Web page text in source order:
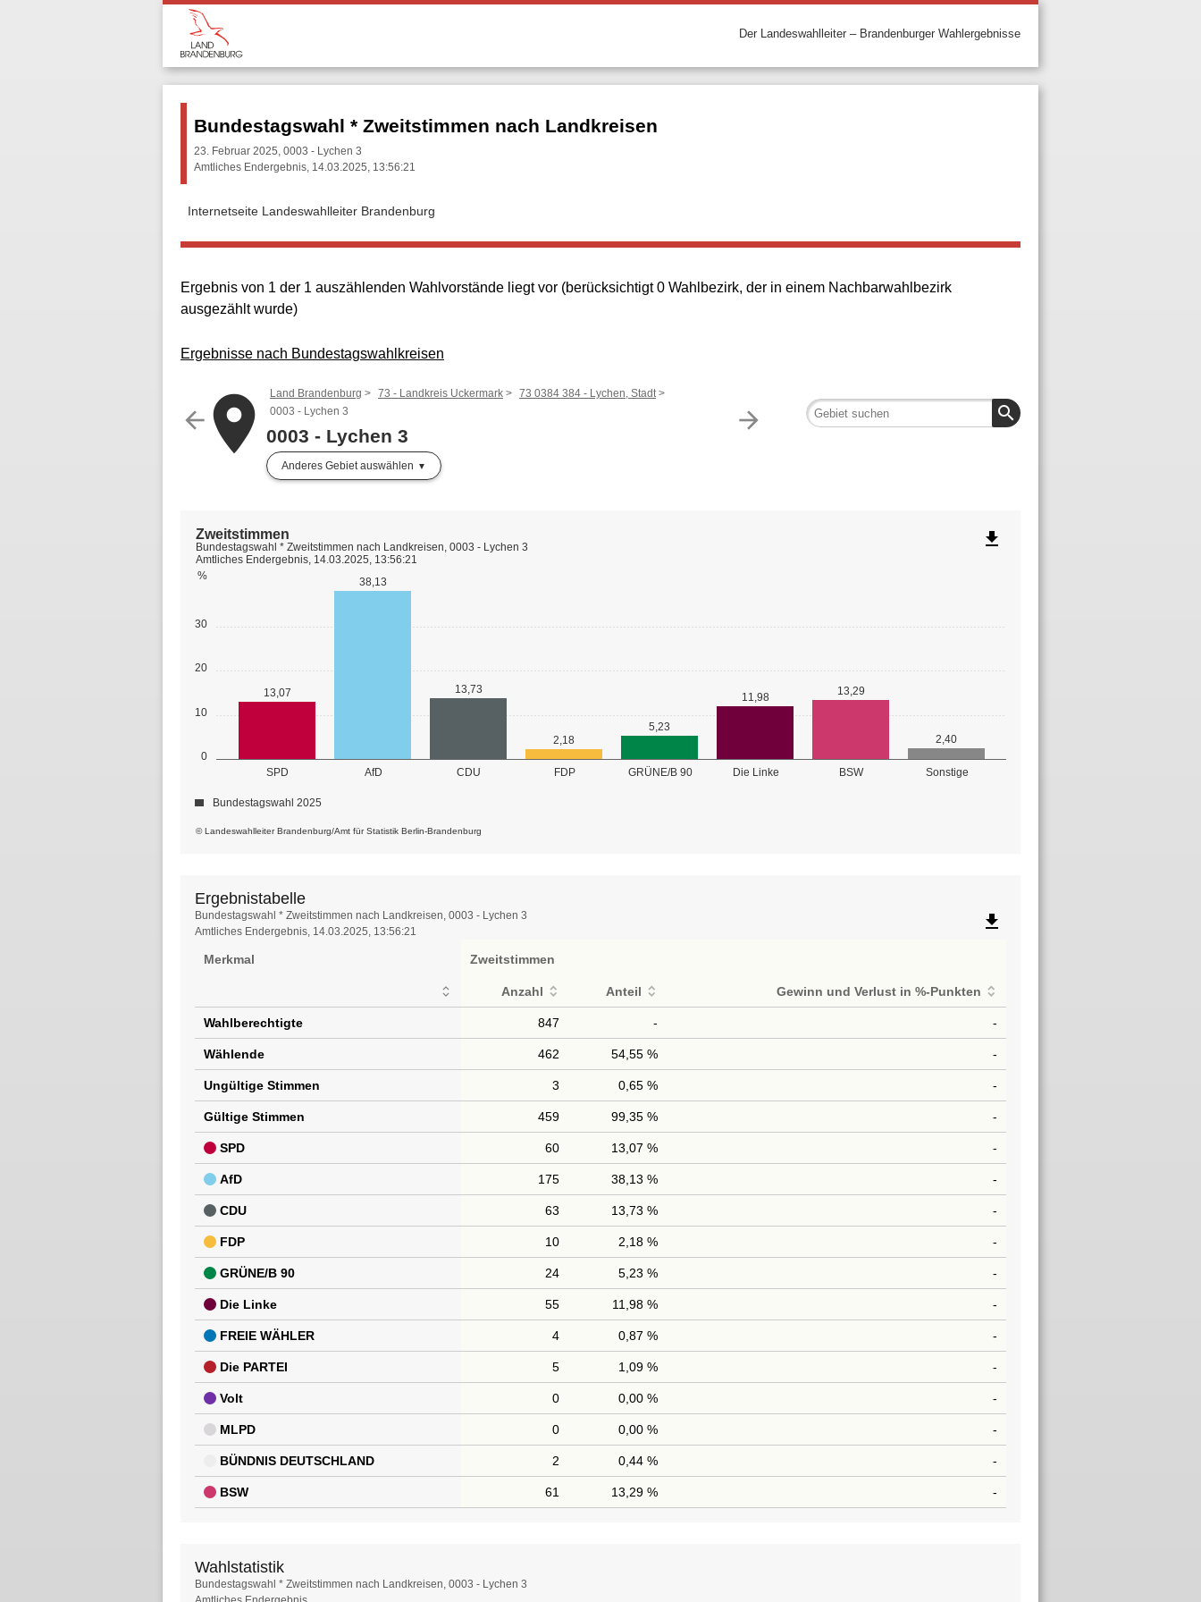
Der Landeswahlleiter – Brandenburger Wahlergebnisse
Bundestagswahl * Zweitstimmen nach Landkreisen
23. Februar 2025, 0003 - Lychen 3
Amtliches Endergebnis, 14.03.2025, 13:56:21
Internetseite Landeswahlleiter Brandenburg
Ergebnis von 1 der 1 auszählenden Wahlvorstände liegt vor (berücksichtigt 0 Wahlbezirk, der in einem Nachbarwahlbezirk
ausgezählt wurde)
Ergebnisse nach Bundestagswahlkreisen
arrow_back arrow_forward
placeLand Brandenburg 73 - Landkreis Uckermark
73 0384 384 - Lychen, Stadt
0003 - Lychen 3
0003 - Lychen 3
Anderes Gebiet auswählen
search
0
10
20
30
%
SPD AfD CDU FDP GRÜNE/B 90 Die Linke BSW Sonstige
13,07
38,13
13,73
2,18
5,23
11,98 13,29
2,40
© Landeswahlleiter Brandenburg/Amt für Statistik Berlin-Brandenburg
Zweitstimmen
Bundestagswahl * Zweitstimmen nach Landkreisen, 0003 - Lychen 3
Amtliches Endergebnis, 14.03.2025, 13:56:21
Bundestagswahl 2025
file_download
Ergebnistabelle
Ergebnistabelle
Bundestagswahl * Zweitstimmen nach Landkreisen, 0003 - Lychen 3
Amtliches Endergebnis, 14.03.2025, 13:56:21
file_download
Merkmal Zweitstimmen
Anzahl Anteil Gewinn und Verlust in %-Punkten
Wahlberechtigte 847 - -
Wählende 462 54,55 % -
Ungültige Stimmen 3 0,65 % -
Gültige Stimmen 459 99,35 % -
SPD 60 13,07 % -
AfD 175 38,13 % -
CDU 63 13,73 % -
FDP 10 2,18 % -
GRÜNE/B 90 24 5,23 % -
Die Linke 55 11,98 % -
FREIE WÄHLER 4 0,87 % -
Die PARTEI 5 1,09 % -
Volt 0 0,00 % -
MLPD 0 0,00 % -
BÜNDNIS DEUTSCHLAND 2 0,44 % -
BSW 61 13,29 % -
Wahlstatistik
Wahlstatistik
Bundestagswahl * Zweitstimmen nach Landkreisen, 0003 - Lychen 3